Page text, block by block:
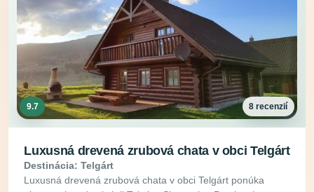
9.7 8 recenzií
Luxusná drevená zrubová chata v obci Telgárt
Destinácia: Telgárt
Luxusná drevená zrubová chata v obci Telgárt ponúka